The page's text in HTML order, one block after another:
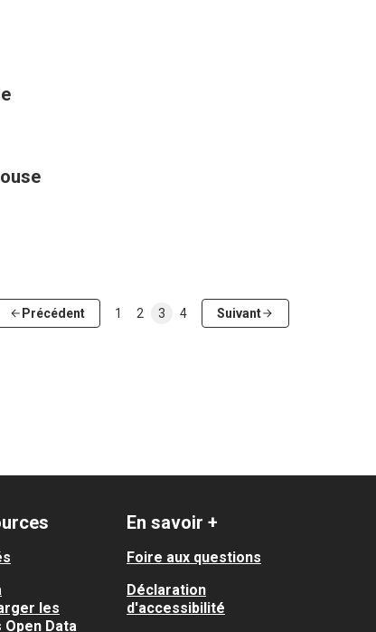
Précédent 1 2 3 4 Suivant
les
Data
En savoir +
Foire aux questions
Déclaration
d'accessibilité